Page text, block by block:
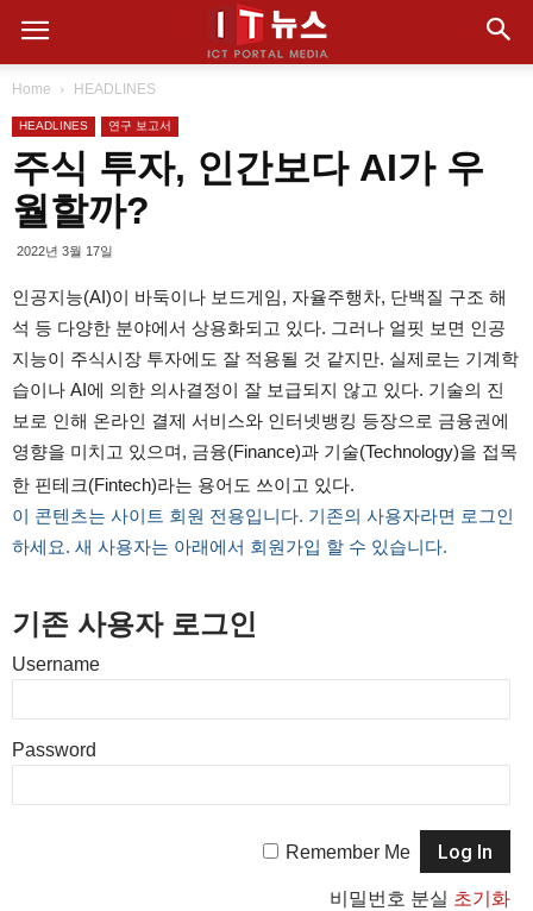
Home HEADLINES
HEADLINES 연구 보고서
주식 투자, 인간보다 AI가 우
월할까?
2022년 3월 17일
인공지능(AI)이 바둑이나 보드게임, 자율주행차, 단백질 구조 해
석 등 다양한 분야에서 상용화되고 있다. 그러나 얼핏 보면 인공
지능이 주식시장 투자에도 잘 적용될 것 같지만. 실제로는 기계학
습이나 AI에 의한 의사결정이 잘 보급되지 않고 있다. 기술의 진
보로 인해 온라인 결제 서비스와 인터넷뱅킹 등장으로 금융권에
영향을 미치고 있으며, 금융(Finance)과 기술(Technology)을 접목
한 핀테크(Fintech)라는 용어도 쓰이고 있다.
이 콘텐츠는 사이트 회원 전용입니다. 기존의 사용자라면 로그인
하세요. 새 사용자는 아래에서 회원가입 할 수 있습니다.
기존 사용자 로그인
Username
Password
Remember Me
비밀번호 분실 초기화